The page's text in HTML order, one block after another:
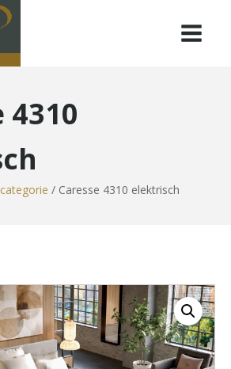
4310
/ Caresse 4310 elektrisch